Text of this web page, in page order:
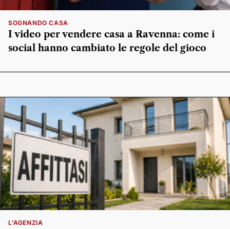
SOGNANDO CASA
I video per vendere casa a Ravenna: come i
social hanno cambiato le regole del gioco
L'AGENZIA